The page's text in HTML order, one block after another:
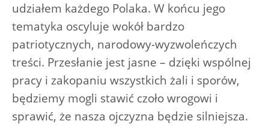
udziałem każdego Polaka. W końcu jego
tematyka oscyluje wokół bardzo
patriotycznych, narodowy-wyzwoleńczych
treści. Przesłanie jest jasne – dzięki wspólnej
pracy i zakopaniu wszystkich żali i sporów,
będziemy mogli stawić czoło wrogowi i
sprawić, że nasza ojczyzna będzie silniejsza.